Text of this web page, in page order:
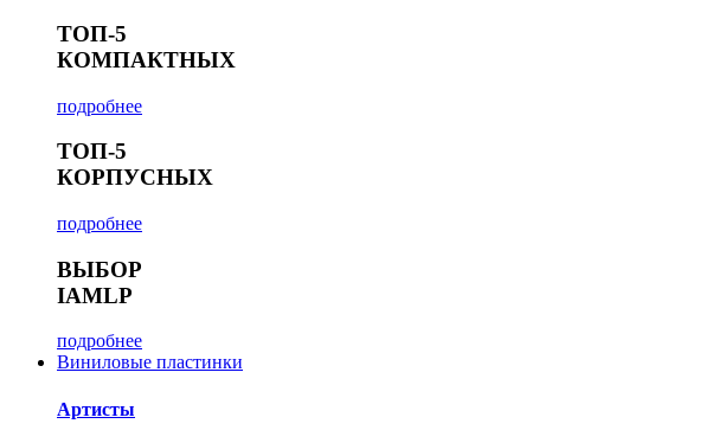
ТОП-5
КОМПАКТНЫХ
подробнее
ТОП-5
КОРПУСНЫХ
подробнее
ВЫБОР
IAMLP
подробнее
Виниловые пластинки
Артисты